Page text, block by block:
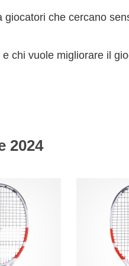
che cercano
chi vuole migliorare il
2024